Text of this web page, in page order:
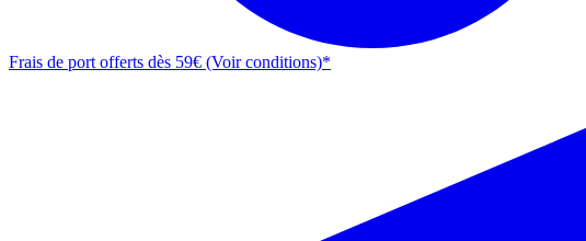
Frais de port offerts dès 59€ (Voir conditions)*